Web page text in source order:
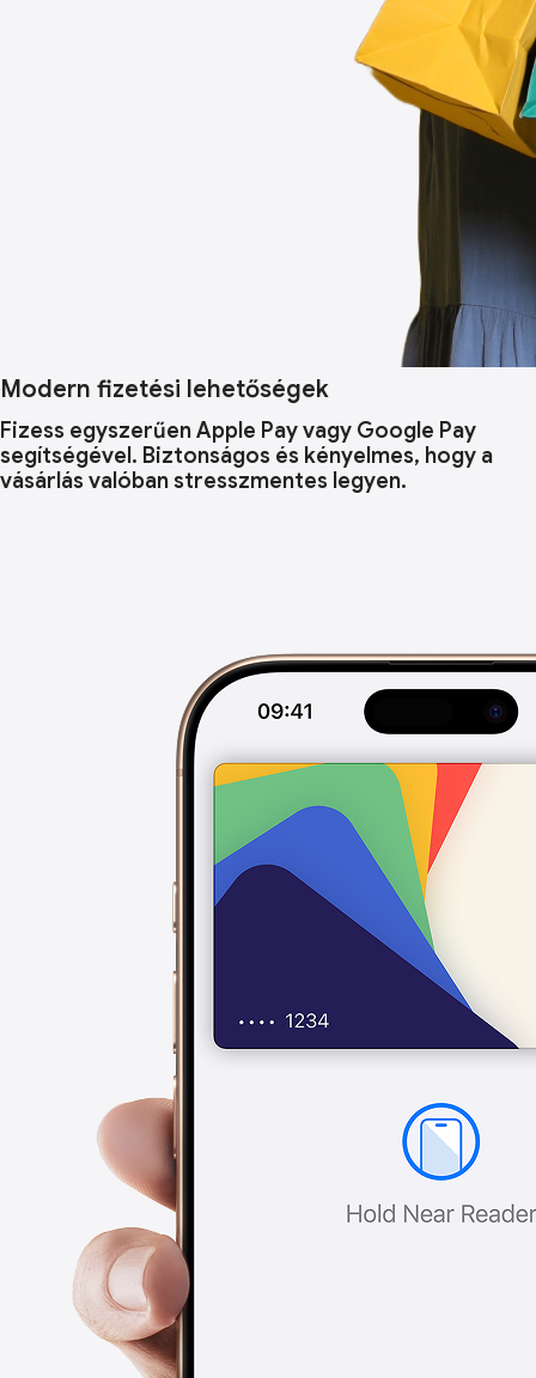
Modern fizetési lehetőségek
Fizess egyszerűen Apple Pay vagy Google Pay
segítségével. Biztonságos és kényelmes, hogy a
vásárlás valóban stresszmentes legyen.